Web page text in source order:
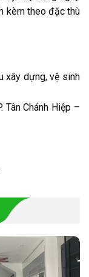
kèm theo đặc thù
xây dựng, vệ sinh
Chánh Hiệp –